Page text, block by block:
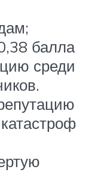
балла
среди